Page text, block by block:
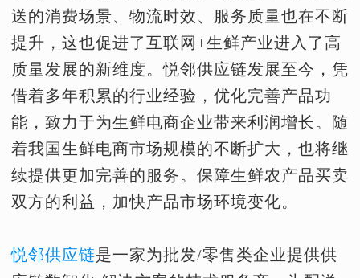
送的消费场景、物流时效、服务质量也在不断
提升，这也促进了互联网+生鲜产业进入了高
质量发展的新维度。悦邻供应链发展至今，凭
借着多年积累的行业经验，优化完善产品功
能，致力于为生鲜电商企业带来利润增长。随
着我国生鲜电商市场规模的不断扩大，也将继
续提供更加完善的服务。保障生鲜农产品买卖
双方的利益，加快产品市场环境变化。
悦邻供应链是一家为批发/零售类企业提供供